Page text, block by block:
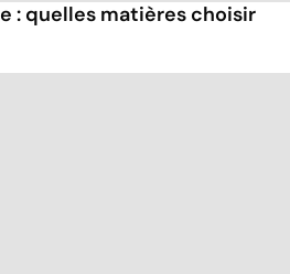
: quelles matières choisir